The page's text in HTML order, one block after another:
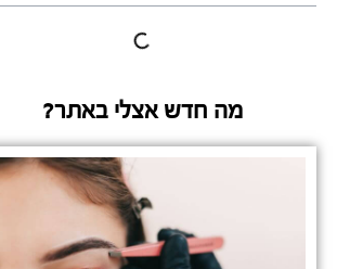
מה חדש אצלי באתר?